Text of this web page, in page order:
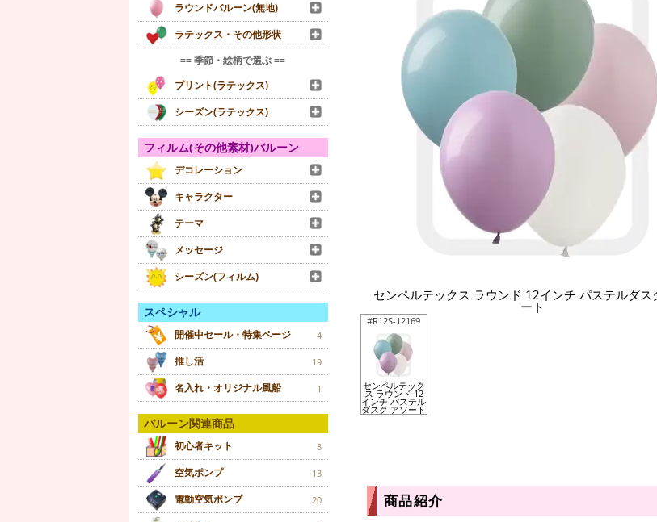
ラウンドバルーン(無地)
ラテックス・その他形状
== 季節・絵柄で選ぶ ==
プリント(ラテックス)
シーズン(ラテックス)
フィルム(その他素材)バルーン
デコレーション
キャラクター
テーマ
メッセージ
シーズン(フィルム)
スペシャル
開催中セール・特集ページ 4
推し活 19
名入れ・オリジナル風船 1
バルーン関連商品
初心者キット 8
空気ポンプ 13
電動空気ポンプ 20
センペルテックス ラウンド 12インチ パステルダス
ート
#R12S-12169
センペルテック
ス ラウンド 12
インチ パステル
ダスク アソート
商品紹介